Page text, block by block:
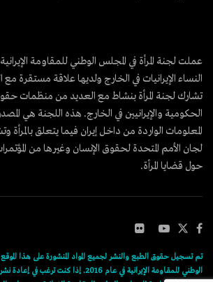
عملت لجنة المرأة في المجلس الوطني للمقاومة
النساء الإيرانيات في الخارج ولديها علاقة مستقرة مع
تشارك لجنة المرأة بنشاط مع العديد من منظمات حقوق
الحكومية والإيرانيين في الخارج. هذه اللجنة هي
المعلومات الواردة من داخل إيران فيما يتعلق بالمرأة
لجان الأمم المتحدة لحقوق الإنسان وغيرها من
حول قضايا المرأة.
تم تسجيل حقوق الطبع والنشر لجميع المواد المنشورة على هذا
الوطني للمقاومة الإيرانية في عام 2016. إذا